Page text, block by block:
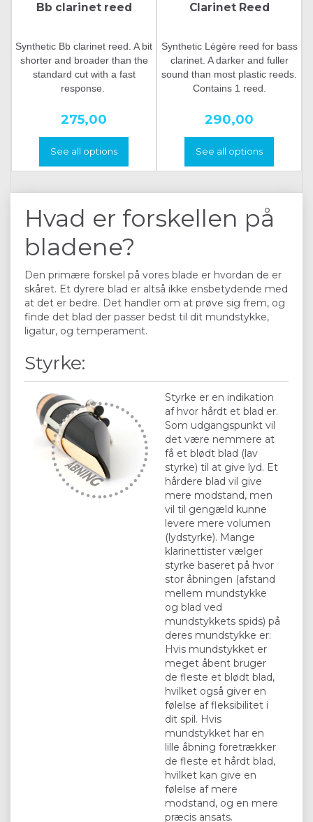
Bb clarinet reed
Synthetic Bb clarinet reed. A bit
shorter and broader than the
standard cut with a fast
response.
275,00
See all options
Clarinet Reed
Synthetic Légère reed for bass
clarinet. A darker and fuller
sound than most plastic reeds.
Contains 1 reed.
290,00
See all options
Hvad er forskellen på
bladene?
Den primære forskel på vores blade er hvordan de er
skåret. Et dyrere blad er altså ikke ensbetydende med
at det er bedre. Det handler om at prøve sig frem, og
finde det blad der passer bedst til dit mundstykke,
ligatur, og temperament.
Styrke:
Styrke er en indikation
af hvor hårdt et blad er.
Som udgangspunkt vil
det være nemmere at
få et blødt blad (lav
styrke) til at give lyd. Et
hårdere blad vil give
mere modstand, men
vil til gengæld kunne
levere mere volumen
(lydstyrke). Mange
klarinettister vælger
styrke baseret på hvor
stor åbningen (afstand
mellem mundstykke
og blad ved
mundstykkets spids) på
deres mundstykke er:
Hvis mundstykket er
meget åbent bruger
de fleste et blødt blad,
hvilket også giver en
følelse af fleksibilitet i
dit spil. Hvis
mundstykket har en
lille åbning foretrækker
de fleste et hårdt blad,
hvilket kan give en
følelse af mere
modstand, og en mere
præcis ansats.